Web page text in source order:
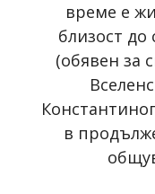
време е
близост до
(обявен за
в